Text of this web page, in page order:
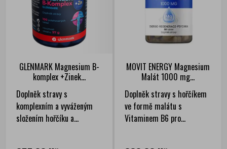
GLENMARK Magnesium B-
komplex +Zinek...
Doplněk stravy s
komplexním a vyváženým
složením hořčíku a...
MOVIT ENERGY Magnesium
Malát 1000 mg...
Doplněk stravy s hořčíkem
ve formě malátu s
Vitaminem B6 pro...